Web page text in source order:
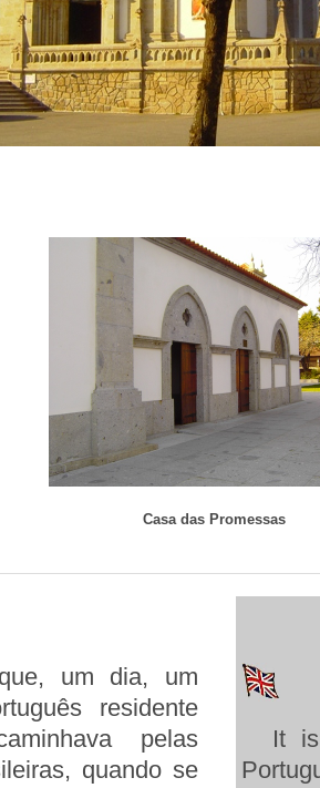
Casa das Promessas
um dia, um
residente
pelas
quando se
It is